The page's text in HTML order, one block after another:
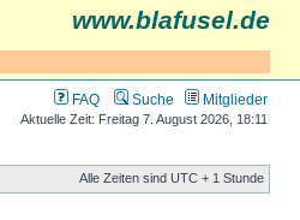
www.blafusel.de
FAQ Suche Mitglieder
Aktuelle Zeit: Freitag 7. August 2026, 18:11
Alle Zeiten sind UTC + 1 Stunde